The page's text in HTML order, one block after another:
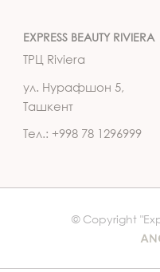
EXPRESS BEAUTY RIVIERA
ТРЦ Riviera
ул. Нурафшон 5,
Ташкент
Тел.: +998 78 1296999
© Copyright